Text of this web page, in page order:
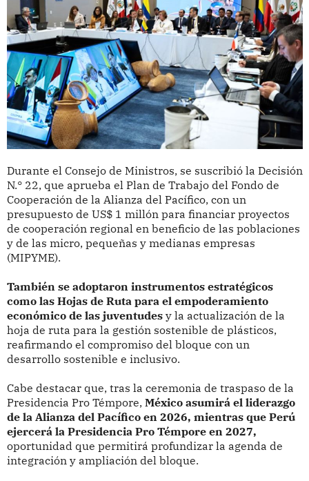
Durante el Consejo de Ministros, se suscribió la Decisión
N.° 22, que aprueba el Plan de Trabajo del Fondo de
Cooperación de la Alianza del Pacífico, con un
presupuesto de US$ 1 millón para financiar proyectos
de cooperación regional en beneficio de las poblaciones
y de las micro, pequeñas y medianas empresas
(MIPYME).
También se adoptaron instrumentos estratégicos
como las Hojas de Ruta para el empoderamiento
económico de las juventudes y la actualización de la
hoja de ruta para la gestión sostenible de plásticos,
reafirmando el compromiso del bloque con un
desarrollo sostenible e inclusivo.
Cabe destacar que, tras la ceremonia de traspaso de la
Presidencia Pro Témpore, México asumirá el liderazgo
de la Alianza del Pacífico en 2026, mientras que Perú
ejercerá la Presidencia Pro Témpore en 2027,
oportunidad que permitirá profundizar la agenda de
integración y ampliación del bloque.